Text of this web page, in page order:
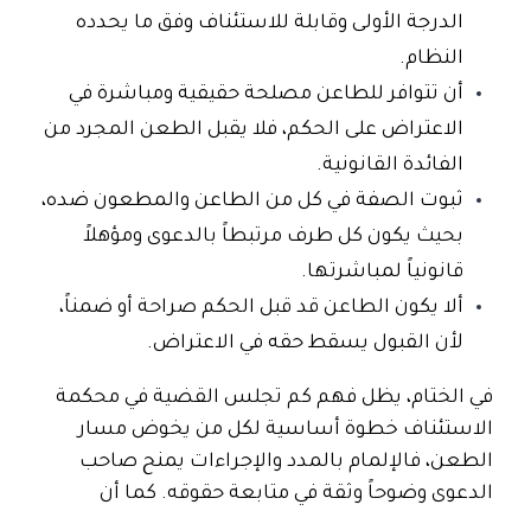
الدرجة الأولى وقابلة للاستئناف وفق ما يحدده
النظام.
أن تتوافر للطاعن مصلحة حقيقية ومباشرة في
الاعتراض على الحكم، فلا يقبل الطعن المجرد من
الفائدة القانونية.
ثبوت الصفة في كل من الطاعن والمطعون ضده،
بحيث يكون كل طرف مرتبطاً بالدعوى ومؤهلاً
قانونياً لمباشرتها.
ألا يكون الطاعن قد قبل الحكم صراحة أو ضمناً،
لأن القبول يسقط حقه في الاعتراض.
في الختام، يظل فهم كم تجلس القضية في محكمة
الاستئناف خطوة أساسية لكل من يخوض مسار
الطعن، فالإلمام بالمدد والإجراءات يمنح صاحب
الدعوى وضوحاً وثقة في متابعة حقوقه. كما أن